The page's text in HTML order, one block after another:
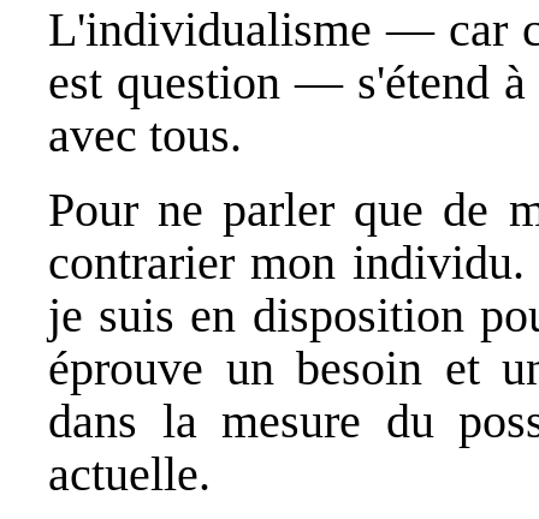
L'individualisme — car
est question — s'étend
avec tous.
Pour ne parler que de
contrarier mon individu.
je suis en disposition
éprouve un besoin et
dans la mesure du
actuelle.